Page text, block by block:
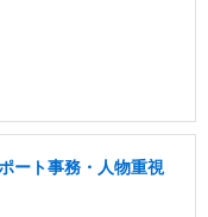
ート事務・人物重視